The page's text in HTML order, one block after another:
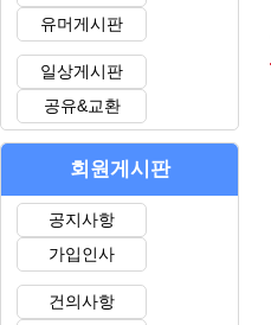
유머게시판
일상게시판
공유&교환
회원게시판
공지사항
가입인사
건의사항